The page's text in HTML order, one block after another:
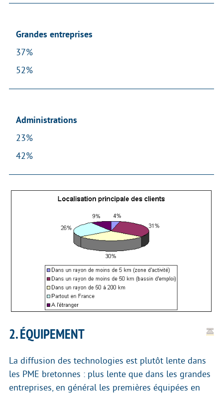
Grandes entreprises
37%
52%
Administrations
23%
42%
2. ÉQUIPEMENT
La diffusion des technologies est plutôt lente dans
les PME bretonnes : plus lente que dans les grandes
entreprises, en général les premières équipées en